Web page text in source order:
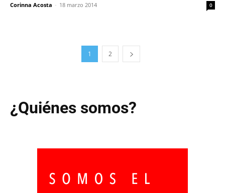
Corinna Acosta - 18 marzo 2014 0
1 2
¿Quiénes somos?